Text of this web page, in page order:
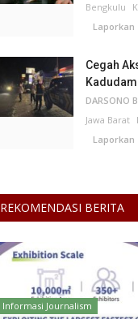
Bengkulu
Laporkan
Cegah
DARSONO
Jawa Barat
Laporkan
REKOMENDASI BERITA
Informasi Journalism